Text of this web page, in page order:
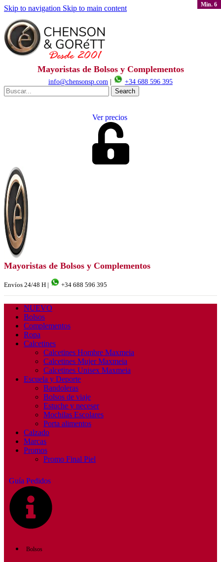
Skip to navigation Skip to main content
Mayoristas de Bolsos y Complementos
info@chensonsp.com
+34 688 596 395
Search
Ver precios
Mayoristas de Bolsos y Complementos
Envíos 24/48 H | +34 688 596 395
NUEVO
Bolsos
Complementos
Ropa
Calcetines
Calcetines Hombre Maxmeia
Calcetines Mujer Maxmeia
Calcetines Unisex Maxmeia
Escuela y Deporte
Bandoleras
Bolsos de viaje
Estuche y neceser
Mochilas Escolares
Porta alimentos
Calzado
Marcas
Promos
Promo Final Piel
Guía Pedidos
Bolsos
Min. 6
Min. 6